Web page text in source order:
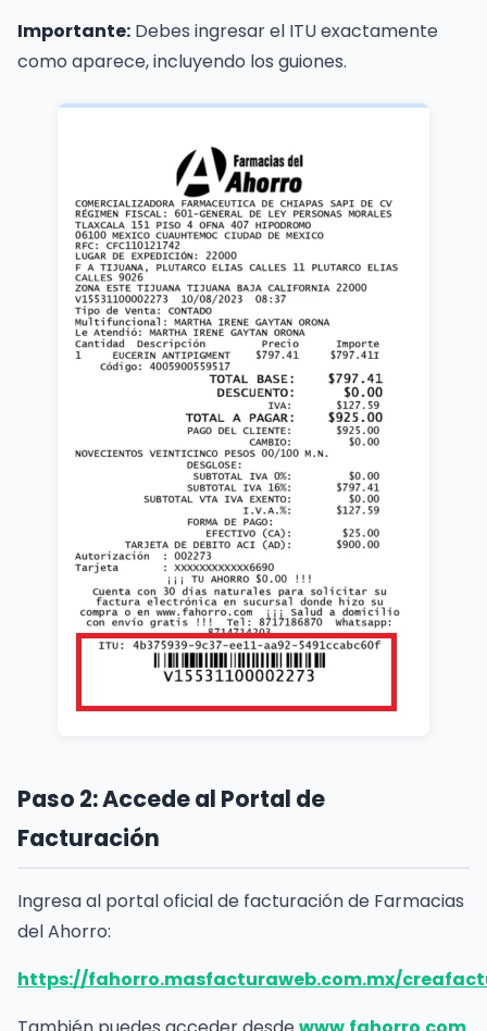
Importante: Debes ingresar el ITU exactamente
como aparece, incluyendo los guiones.
Paso 2: Accede al Portal de
Facturación
Ingresa al portal oficial de facturación de Farmacias
del Ahorro:
https://fahorro.masfacturaweb.com.mx/